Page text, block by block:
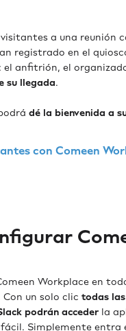
a una reunión
registrado en el
el anfitrión, el
su llegada.
dé la bienvenida a
con Comeen
Workplace en
un solo clic todas
podrán acceder la
fácil. Simplemente entra